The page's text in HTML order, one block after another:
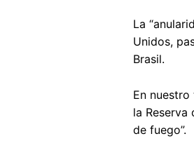
La
Unidos,
Brasil.
En
la
de fuego”.